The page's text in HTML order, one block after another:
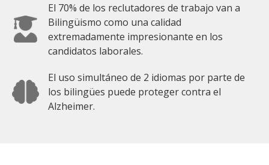
El 70% de los reclutadores de trabajo van a
Bilingüismo como una calidad
extremadamente impresionante en los
candidatos laborales.
El uso simultáneo de 2 idiomas por parte de
los bilingües puede proteger contra el
Alzheimer.